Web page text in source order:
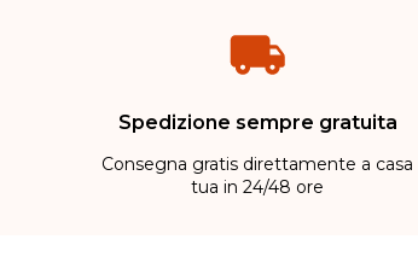
Spedizione sempre gratuita
Consegna gratis direttamente a casa
tua in 24/48 ore